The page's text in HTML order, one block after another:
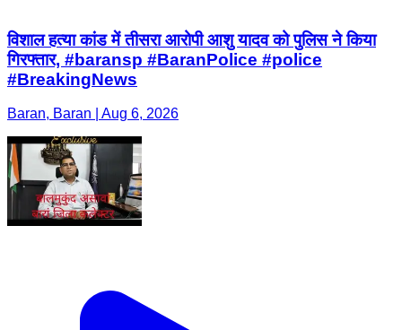
विशाल हत्या कांड में तीसरा आरोपी आशु यादव को पुलिस ने किया
गिरफ्तार, #baransp #BaranPolice #police
#BreakingNews
Baran, Baran | Aug 6, 2026